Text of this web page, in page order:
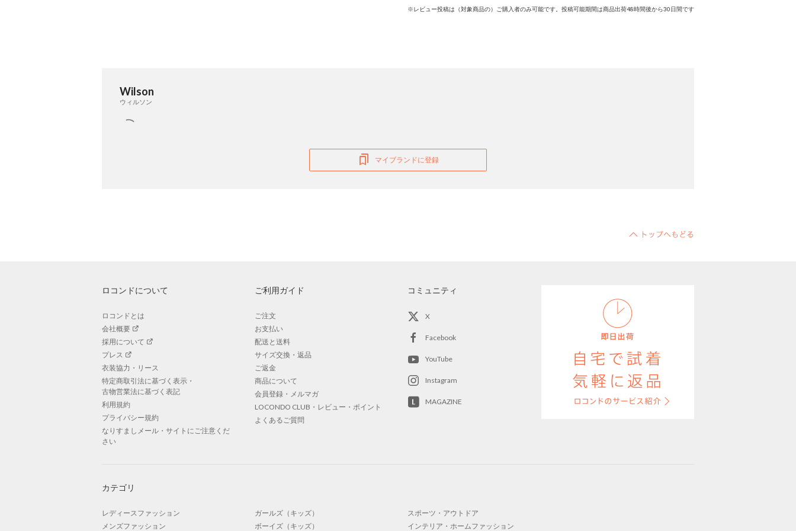
※レビュー投稿は（対象商品の）ご購入者のみ可能です。投稿可能期間は商品出荷48時間後から30日間です
Wilson
ウィルソン
マイブランドに登録
ロコンドについて
ロコンドとは
会社概要
採用について
プレス
衣装協力・リース
特定商取引法に基づく表示・
古物営業法に基づく表記
利用規約
プライバシー規約
なりすましメール・サイトにご注意くだ
さい
ご利用ガイド
ご注文
お支払い
配送と送料
サイズ交換・返品
ご返金
商品について
会員登録・メルマガ
LOCONDO CLUB・レビュー・ポイント
よくあるご質問
コミュニティ
X
Facebook
YouTube
Instagram
MAGAZINE
カテゴリ
レディースファッション
メンズファッション
ガールズ（キッズ）
ボーイズ（キッズ）
スポーツ・アウトドア
インテリア・ホームファッション